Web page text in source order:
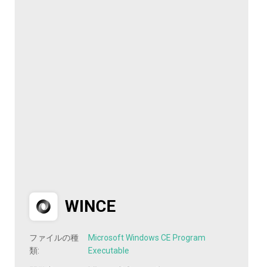
WINCE
ファイルの種
類:
Microsoft Windows CE Program
Executable